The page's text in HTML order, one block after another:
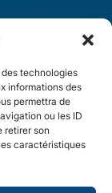
technologies
informations des
permettra de
ou les ID
retirer son
caractéristiques